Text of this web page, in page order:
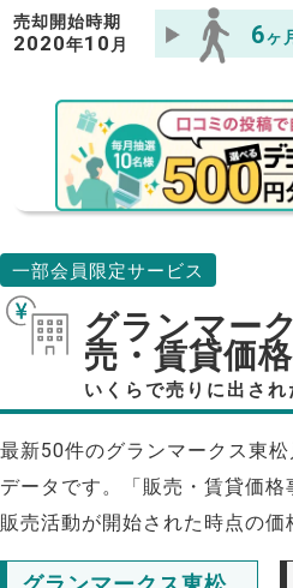
売却開始時期
2020年10 月 6ヶ
一部会員限定サービス
グランマー
売・賃貸価
いくらで売りに出され
最新50件のグランマークス東
データです。「販売・賃貸価
販売活動が開始された時点の価